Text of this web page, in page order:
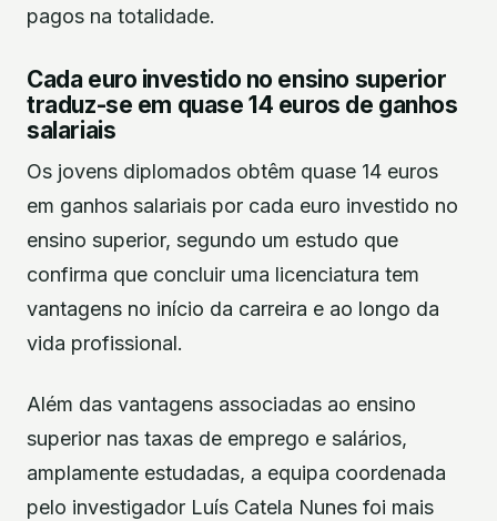
pagos na totalidade.
Cada euro investido no ensino superior
traduz-se em quase 14 euros de ganhos
salariais
Os jovens diplomados obtêm quase 14 euros
em ganhos salariais por cada euro investido no
ensino superior, segundo um estudo que
confirma que concluir uma licenciatura tem
vantagens no início da carreira e ao longo da
vida profissional.
Além das vantagens associadas ao ensino
superior nas taxas de emprego e salários,
amplamente estudadas, a equipa coordenada
pelo investigador Luís Catela Nunes foi mais